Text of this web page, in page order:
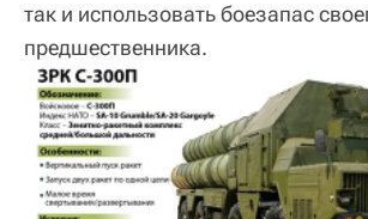
так и использовать боезапас
предшественника.